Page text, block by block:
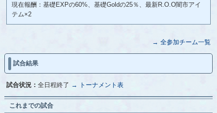
現在報酬：基礎EXPの60%、基礎Goldの25％、最新R.O.O闇市アイ
テム×2
→ 全参加チーム一覧
試合結果
試合状況：全日程終了 → トーナメント表
これまでの試合